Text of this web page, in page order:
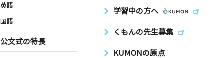
英語
国語
公文式の特長
学習中の方へ
くもんの先生募集
KUMONの原点